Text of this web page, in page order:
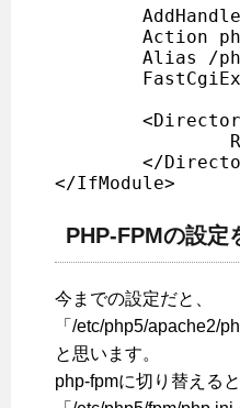
</IfModule>
PHP-FPMの設定
今までの設定だと、
「/etc/php5/apache2/
と思います。
php-fpmに切り替えると